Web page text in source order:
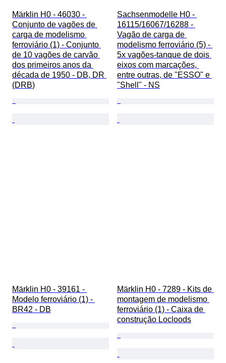
Märklin H0 - 46030 -
Conjunto de vagões de
carga de modelismo
ferroviário (1) - Conjunto
de 10 vagões de carvão
dos primeiros anos da
década de 1950 - DB, DR
(DRB)
Sachsenmodelle H0 -
16115/16067/16288 -
Vagão de carga de
modelismo ferroviário (5) -
5x vagões-tanque de dois
eixos com marcações,
entre outras, de "ESSO" e
"Shell" - NS
Märklin H0 - 39161 -
Modelo ferroviário (1) -
BR42 - DB
Märklin H0 - 7289 - Kits de
montagem de modelismo
ferroviário (1) - Caixa de
construção Locloods